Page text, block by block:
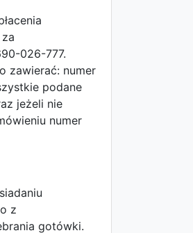
026-777.
zawierać: numer
podane
jeżeli nie
numer
z
gotówki.